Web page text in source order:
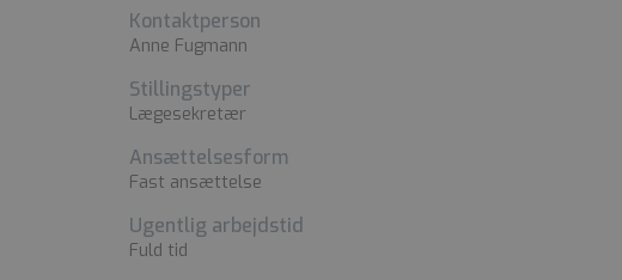
Kontaktperson
Anne Fugmann
Stillingstyper
Lægesekretær
Ansættelsesform
Fast ansættelse
Ugentlig arbejdstid
Fuld tid